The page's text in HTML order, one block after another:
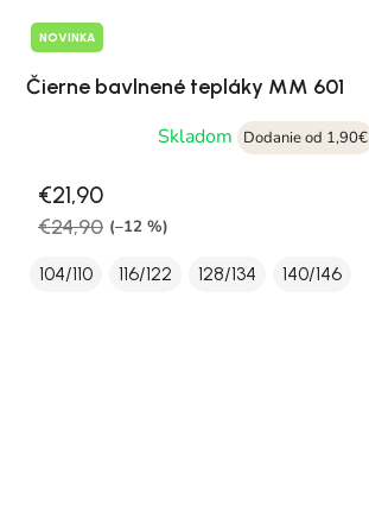
NOVINKA
Čierne bavlnené tepláky MM 601
Skladom
Dodanie od 1,90€
€21,90
€24,90 (–12 %)
104/110 116/122 128/134 140/146